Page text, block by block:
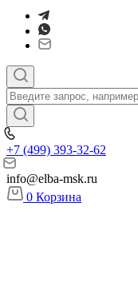
+7 (499) 393-32-62
info@elba-msk.ru
0 Корзина